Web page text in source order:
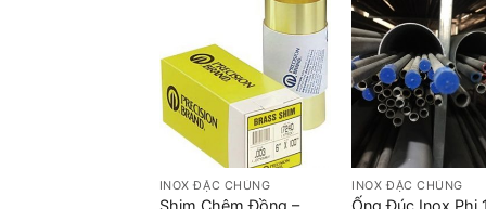
INOX ĐẶC CHỦNG
Shim Chêm Đồng –
INOX ĐẶC CHỦNG
Ống Đúc Inox Phi